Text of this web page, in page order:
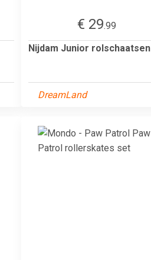
€ 29.99
Nijdam Junior rolschaatsen
DreamLand